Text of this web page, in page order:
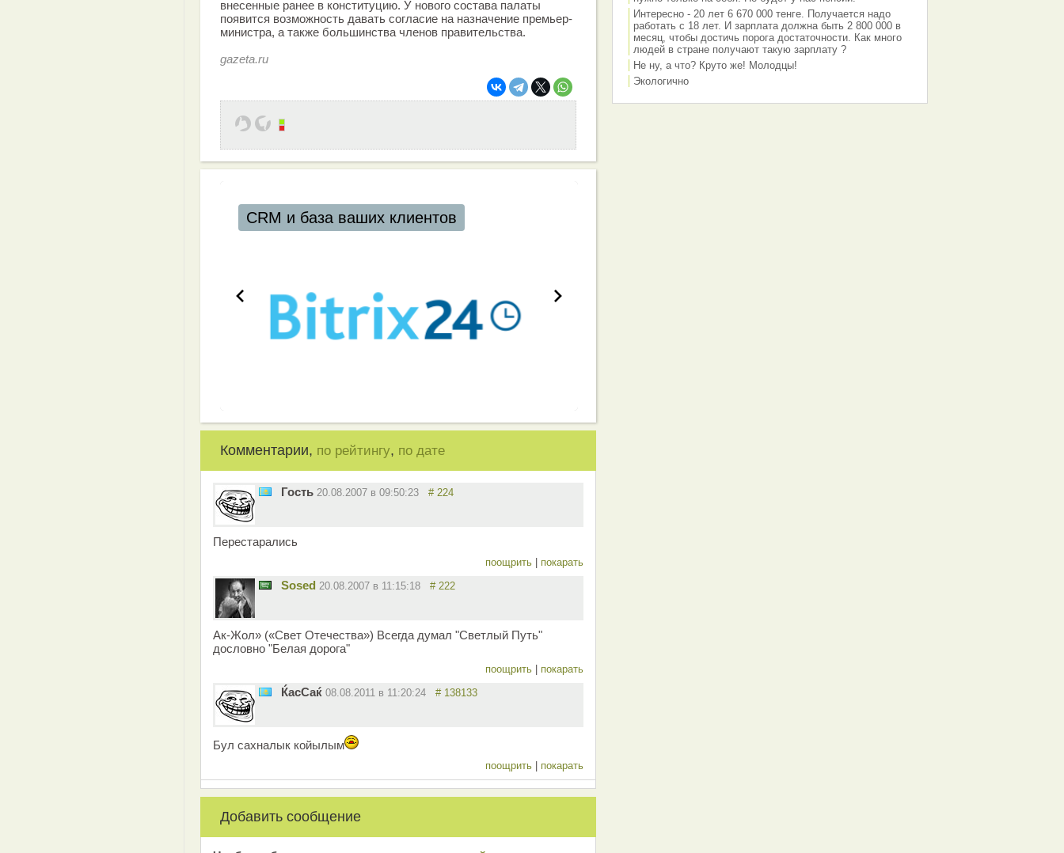
внесенные ранее в конституцию. У нового состава палаты
появится возможность давать согласие на назначение премьер-
министра, а также большинства членов правительства.
gazeta.ru
CRM и база ваших клиентов
Комментарии, по рейтингу, по дате
Гость 20.08.2007 в 09:50:23 # 224
Перестарались
поощрить покарать
Sosed 20.08.2007 в 11:15:18 # 222
Ак-Жол» («Свет Отечества») Всегда думал "Светлый Путь"
дословно "Белая дорога"
поощрить покарать
ЌасСаќ 08.08.2011 в 11:20:24 # 138133
Бул сахналык койылым
поощрить покарать
Добавить сообщение
Интересно - 20 лет 6 670 000 тенге. Получается надо
работать с 18 лет. И зарплата должна быть 2 800 000 в
месяц, чтобы достичь порога достаточности. Как много
людей в стране получают такую зарплату ?
Не ну, а что? Круто же! Молодцы!
Экологично